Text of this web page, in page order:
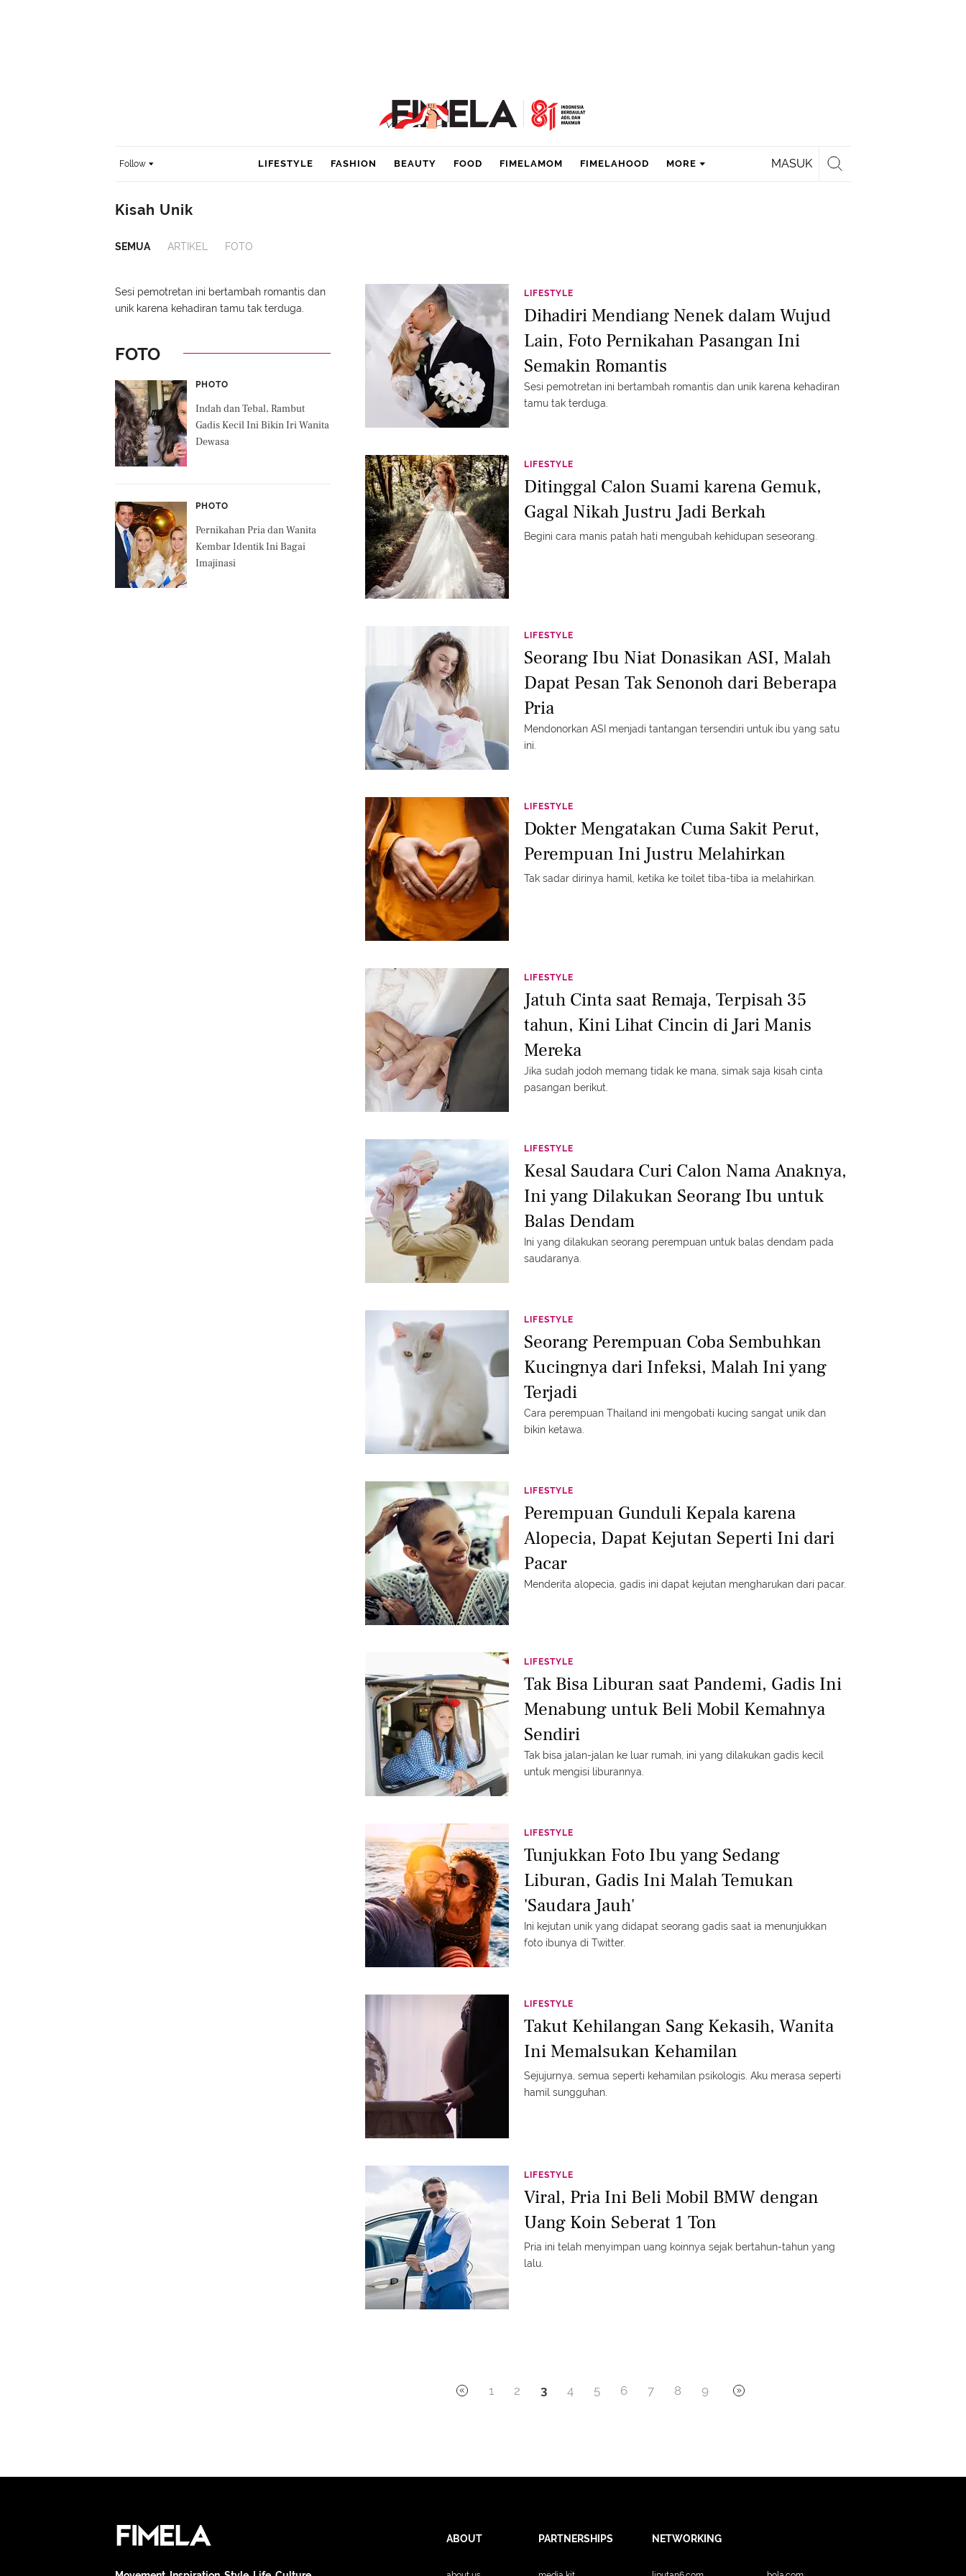
Follow MASUK
LIFESTYLE FASHION BEAUTY FOOD FIMELAMOM FIMELAHOOD MORE
Kisah Unik
SEMUA ARTIKEL FOTO
Sesi pemotretan ini bertambah romantis dan
unik karena kehadiran tamu tak terduga.
FOTO
PHOTO
Indah dan Tebal, Rambut
Gadis Kecil Ini Bikin Iri Wanita
Dewasa
PHOTO
Pernikahan Pria dan Wanita
Kembar Identik Ini Bagai
Imajinasi
LIFESTYLE
Dihadiri Mendiang Nenek dalam Wujud
Lain, Foto Pernikahan Pasangan Ini
Semakin Romantis
Sesi pemotretan ini bertambah romantis dan unik karena kehadiran
tamu tak terduga.
LIFESTYLE
Ditinggal Calon Suami karena Gemuk,
Gagal Nikah Justru Jadi Berkah
Begini cara manis patah hati mengubah kehidupan seseorang.
LIFESTYLE
Seorang Ibu Niat Donasikan ASI, Malah
Dapat Pesan Tak Senonoh dari Beberapa
Pria
Mendonorkan ASI menjadi tantangan tersendiri untuk ibu yang satu
ini.
LIFESTYLE
Dokter Mengatakan Cuma Sakit Perut,
Perempuan Ini Justru Melahirkan
Tak sadar dirinya hamil, ketika ke toilet tiba-tiba ia melahirkan.
LIFESTYLE
Jatuh Cinta saat Remaja, Terpisah 35
tahun, Kini Lihat Cincin di Jari Manis
Mereka
Jika sudah jodoh memang tidak ke mana, simak saja kisah cinta
pasangan berikut.
LIFESTYLE
Kesal Saudara Curi Calon Nama Anaknya,
Ini yang Dilakukan Seorang Ibu untuk
Balas Dendam
Ini yang dilakukan seorang perempuan untuk balas dendam pada
saudaranya.
LIFESTYLE
Seorang Perempuan Coba Sembuhkan
Kucingnya dari Infeksi, Malah Ini yang
Terjadi
Cara perempuan Thailand ini mengobati kucing sangat unik dan
bikin ketawa.
LIFESTYLE
Perempuan Gunduli Kepala karena
Alopecia, Dapat Kejutan Seperti Ini dari
Pacar
Menderita alopecia, gadis ini dapat kejutan mengharukan dari pacar.
LIFESTYLE
Tak Bisa Liburan saat Pandemi, Gadis Ini
Menabung untuk Beli Mobil Kemahnya
Sendiri
Tak bisa jalan-jalan ke luar rumah, ini yang dilakukan gadis kecil
untuk mengisi liburannya.
LIFESTYLE
Tunjukkan Foto Ibu yang Sedang
Liburan, Gadis Ini Malah Temukan
'Saudara Jauh'
Ini kejutan unik yang didapat seorang gadis saat ia menunjukkan
foto ibunya di Twitter.
LIFESTYLE
Takut Kehilangan Sang Kekasih, Wanita
Ini Memalsukan Kehamilan
Sejujurnya, semua seperti kehamilan psikologis. Aku merasa seperti
hamil sungguhan.
LIFESTYLE
Viral, Pria Ini Beli Mobil BMW dengan
Uang Koin Seberat 1 Ton
Pria ini telah menyimpan uang koinnya sejak bertahun-tahun yang
lalu.
1 2 3 4 5 6 7 8 9
ABOUT PARTNERSHIPS NETWORKING